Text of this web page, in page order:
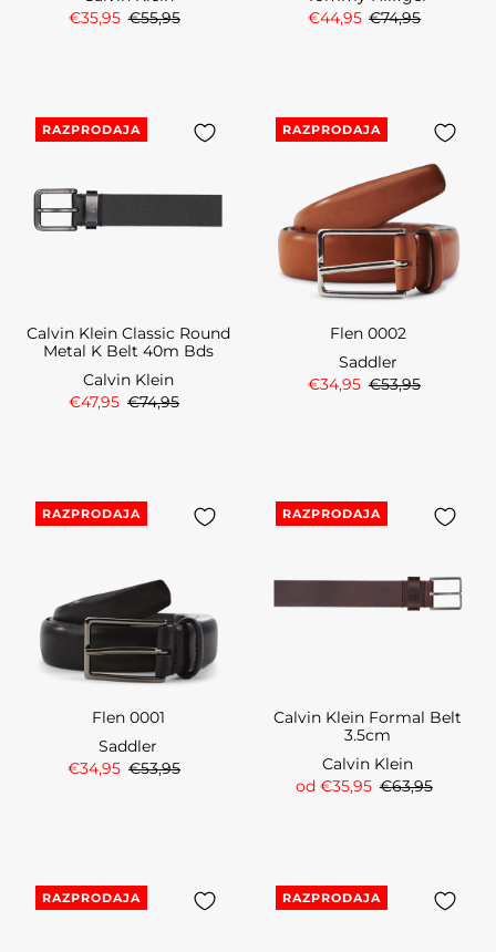
€35,95 €55,95
€44,95 €74,95
RAZPRODAJA
Calvin Klein Classic Round
Metal K Belt 40m Bds
Calvin Klein
€47,95 €74,95
RAZPRODAJA
Flen 0002
Saddler
€34,95 €53,95
RAZPRODAJA
Flen 0001
Saddler
€34,95 €53,95
RAZPRODAJA
Calvin Klein Formal Belt
3.5cm
Calvin Klein
od €35,95 €63,95
RAZPRODAJA RAZPRODAJA